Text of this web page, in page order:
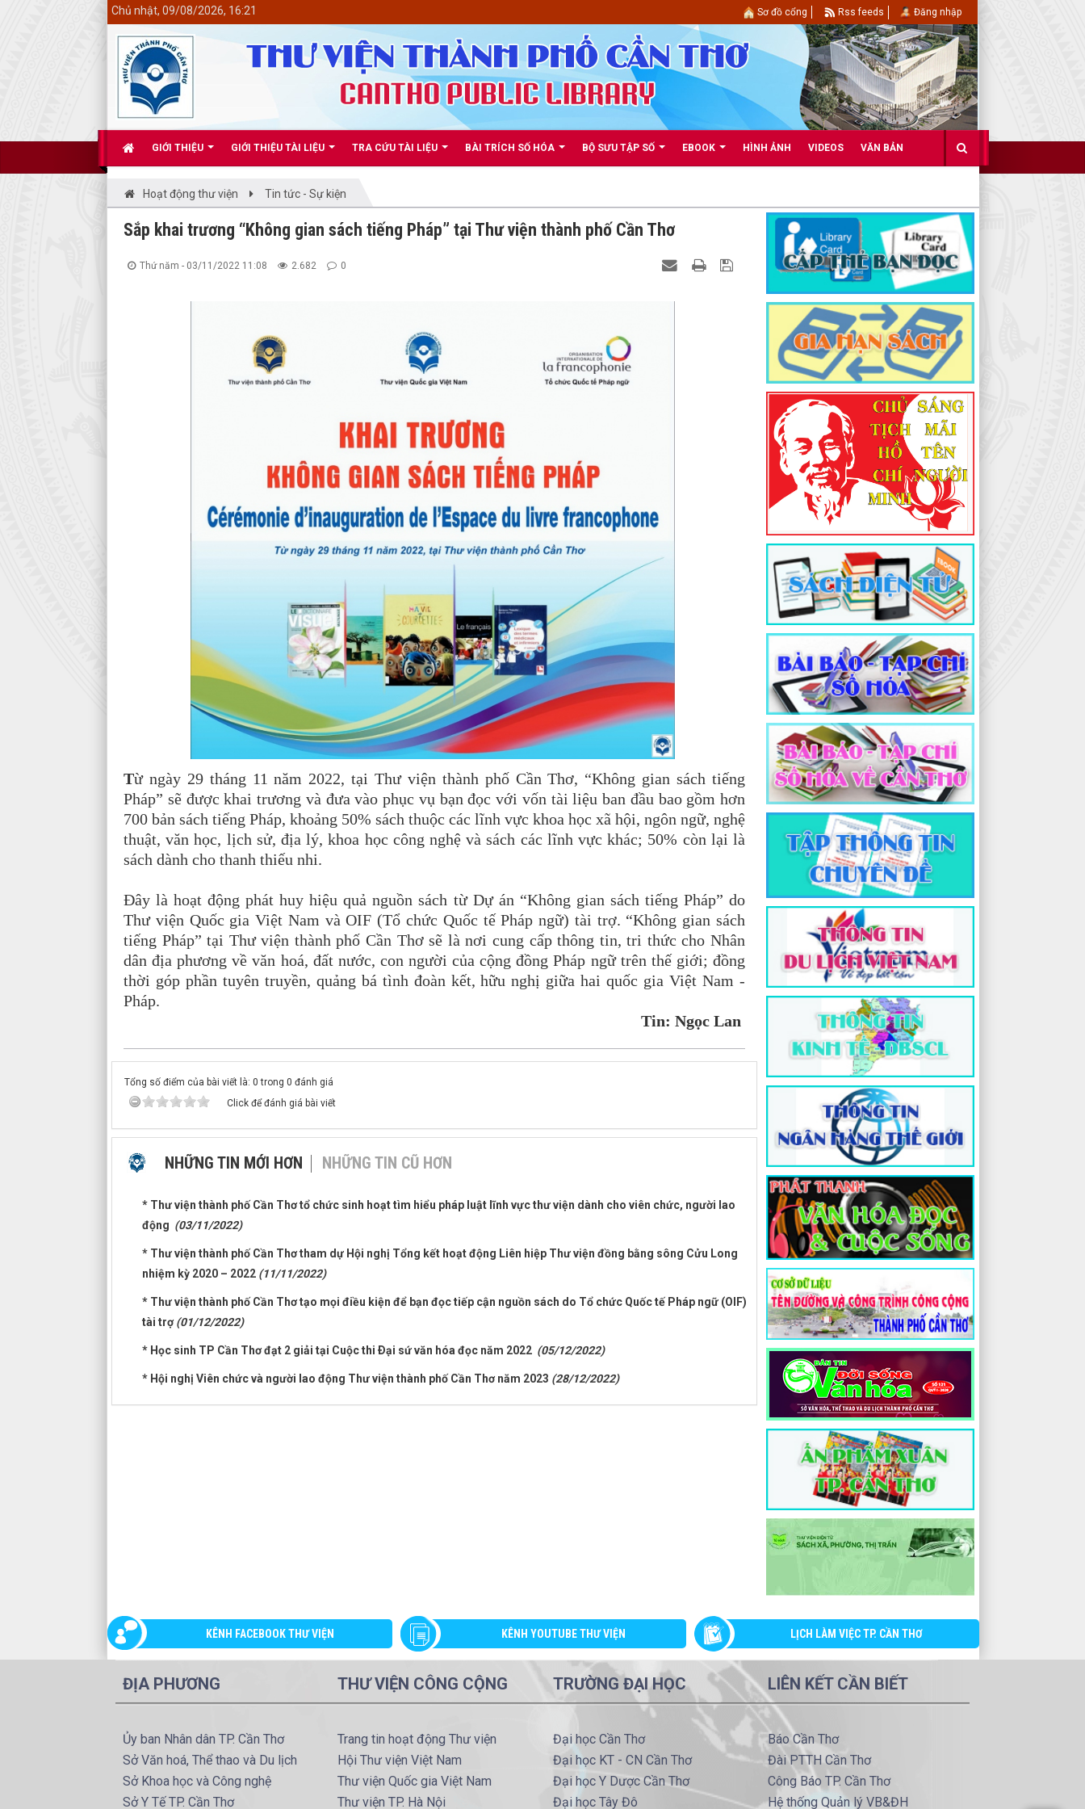
GIỚI THIỆU GIỚI THIỆU TÀI LIỆU TRA CỨU TÀI LIỆU BÀI TRÍCH SỐ HÓA BỘ SƯU TẬP SỐ EBOOK HÌNH ẢNH VIDEOS VĂN BẢN
Chủ nhật, 09/08/2026, 16:21 Sơ đồ cổng Rss feeds Đăng nhập
Hoạt động thư viện Tin tức - Sự kiện
Sắp khai trương “Không gian sách tiếng Pháp” tại Thư viện thành phố Cần Thơ
Thứ năm - 03/11/2022 11:08 2.682 0
Từ ngày 29 tháng 11 năm 2022, tại Thư viện thành phố Cần Thơ, “Không gian sách tiếng
Pháp” sẽ được khai trương và đưa vào phục vụ bạn đọc với vốn tài liệu ban đầu bao gồm hơn
700 bản sách tiếng Pháp, khoảng 50% sách thuộc các lĩnh vực khoa học xã hội, ngôn ngữ, nghệ
thuật, văn học, lịch sử, địa lý, khoa học công nghệ và sách các lĩnh vực khác; 50% còn lại là
sách dành cho thanh thiếu nhi.
Đây là hoạt động phát huy hiệu quả nguồn sách từ Dự án “Không gian sách tiếng Pháp” do
Thư viện Quốc gia Việt Nam và OIF (Tổ chức Quốc tế Pháp ngữ) tài trợ. “Không gian sách
tiếng Pháp” tại Thư viện thành phố Cần Thơ sẽ là nơi cung cấp thông tin, tri thức cho Nhân
dân địa phương về văn hoá, đất nước, con người của cộng đồng Pháp ngữ trên thế giới; đồng
thời góp phần tuyên truyền, quảng bá tình đoàn kết, hữu nghị giữa hai quốc gia Việt Nam -
Pháp.
Tin: Ngọc Lan
Tổng số điểm của bài viết là: 0 trong 0 đánh giá
Click để đánh giá bài viết
NHỮNG TIN MỚI HƠN NHỮNG TIN CŨ HƠN
* Thư viện thành phố Cần Thơ tổ chức sinh hoạt tìm hiểu pháp luật lĩnh vực thư viện dành cho viên chức, người lao
động (03/11/2022)
* Thư viện thành phố Cần Thơ tham dự Hội nghị Tổng kết hoạt động Liên hiệp Thư viện đồng bằng sông Cửu Long
nhiệm kỳ 2020 – 2022 (11/11/2022)
* Thư viện thành phố Cần Thơ tạo mọi điều kiện để bạn đọc tiếp cận nguồn sách do Tổ chức Quốc tế Pháp ngữ (OIF)
tài trợ(01/12/2022)
* Học sinh TP Cần Thơ đạt 2 giải tại Cuộc thi Ðại sứ văn hóa đọc năm 2022 (05/12/2022)
* Hội nghị Viên chức và người lao động Thư viện thành phố Cần Thơ năm 2023 (28/12/2022)
KÊNH FACEBOOK THƯ VIỆN KÊNH YOUTUBE THƯ VIỆN LỊCH LÀM VIỆC TP. CẦN THƠ
ĐỊA PHƯƠNG
Ủy ban Nhân dân TP. Cần Thơ
Sở Văn hoá, Thể thao và Du lịch
Sở Khoa học và Công nghệ
Sở Y Tế TP. Cần Thơ
THƯ VIỆN CÔNG CỘNG
Trang tin hoạt động Thư viện
Hội Thư viện Việt Nam
Thư viện Quốc gia Việt Nam
Thư viện TP. Hà Nội
TRƯỜNG ĐẠI HỌC
Đại học Cần Thơ
Đại học KT - CN Cần Thơ
Đại học Y Dược Cần Thơ
Đại học Tây Đô
LIÊN KẾT CẦN BIẾT
Báo Cần Thơ
Đài PTTH Cần Thơ
Công Báo TP. Cần Thơ
Hệ thống Quản lý VB&ĐH